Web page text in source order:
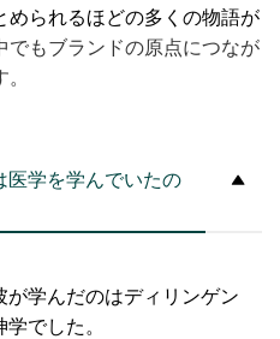
られるほどの多くの物語が
でもブランドの原点につなが
医学を学んでいたの
学んだのはディリンゲン
でした。